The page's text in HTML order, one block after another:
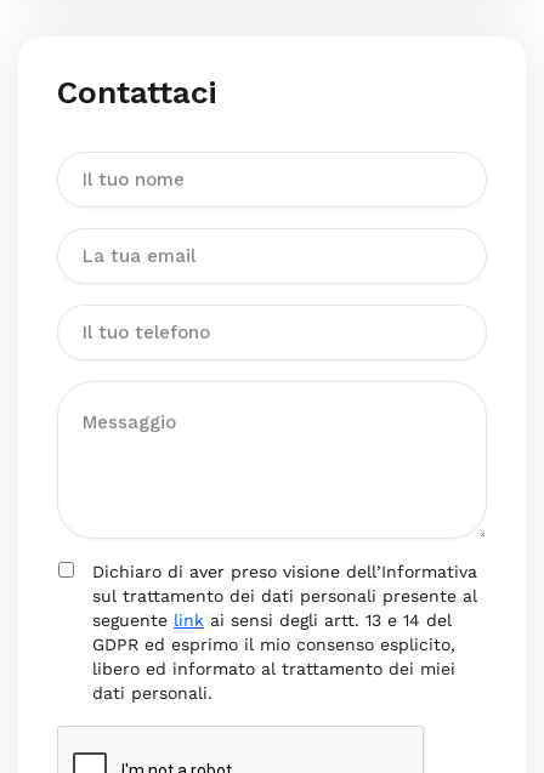
Contattaci
Dichiaro di aver preso visione dell’Informativa
sul trattamento dei dati personali presente al
seguente link ai sensi degli artt. 13 e 14 del
GDPR ed esprimo il mio consenso esplicito,
libero ed informato al trattamento dei miei
dati personali.